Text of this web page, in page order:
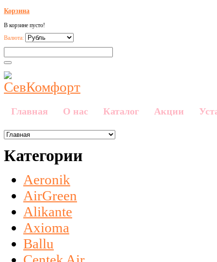
Корзина
В корзине пусто!
Валюта:
Главная О нас Каталог Акции
Категории
Aeronik
AirGreen
Alikante
Axioma
Ballu